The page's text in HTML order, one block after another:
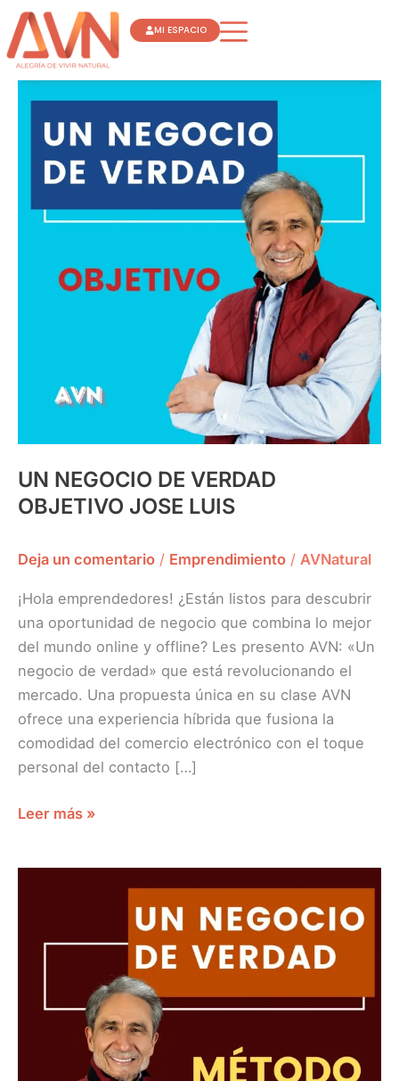
contenido
MI ESPACIO
UN NEGOCIO DE VERDAD
OBJETIVO JOSE LUIS
Deja un comentario / Emprendimiento / AVNatural
¡Hola emprendedores! ¿Están listos para descubrir
una oportunidad de negocio que combina lo mejor
del mundo online y offline? Les presento AVN: «Un
negocio de verdad» que está revolucionando el
mercado. Una propuesta única en su clase AVN
ofrece una experiencia híbrida que fusiona la
comodidad del comercio electrónico con el toque
personal del contacto […]
VERDAD
OBJETIVO
JOSE
Leer más »
VERDAD